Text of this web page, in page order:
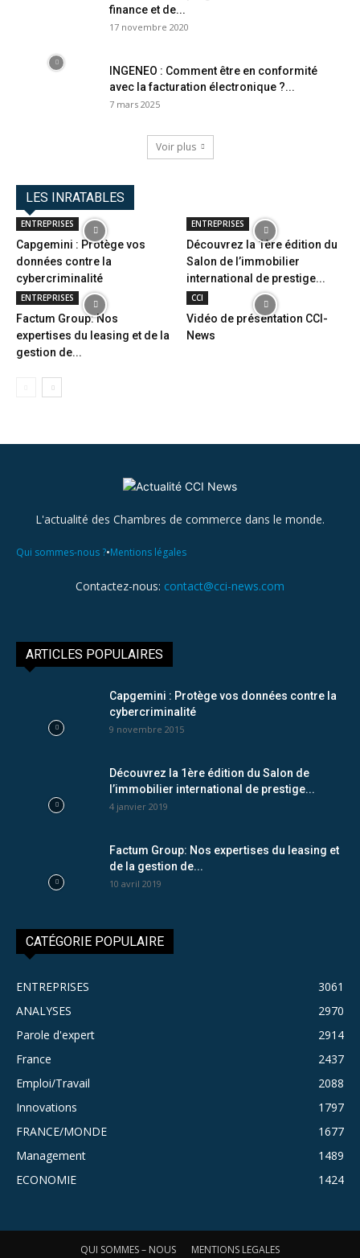
finance et de...
17 novembre 2020
INGENEO : Comment être en conformité
avec la facturation électronique ?...
7 mars 2025
Voir plus
LES INRATABLES
ENTREPRISES
Capgemini : Protège vos
données contre la
cybercriminalité
ENTREPRISES
Découvrez la 1ère édition du
Salon de l’immobilier
international de prestige...
ENTREPRISES
Factum Group: Nos
expertises du leasing et de la
gestion de...
CCI
Vidéo de présentation CCI-
News
L'actualité des Chambres de commerce dans le monde.
Qui sommes-nous ?•Mentions légales
Contactez-nous: contact@cci-news.com
ARTICLES POPULAIRES
Capgemini : Protège vos données contre la
cybercriminalité
9 novembre 2015
Découvrez la 1ère édition du Salon de
l’immobilier international de prestige...
4 janvier 2019
Factum Group: Nos expertises du leasing et
de la gestion de...
10 avril 2019
CATÉGORIE POPULAIRE
ENTREPRISES
3061
ANALYSES
2970
Parole d'expert
2914
France
2437
Emploi/Travail
2088
Innovations
1797
FRANCE/MONDE
1677
Management
1489
ECONOMIE
1424
QUI SOMMES – NOUS MENTIONS LEGALES